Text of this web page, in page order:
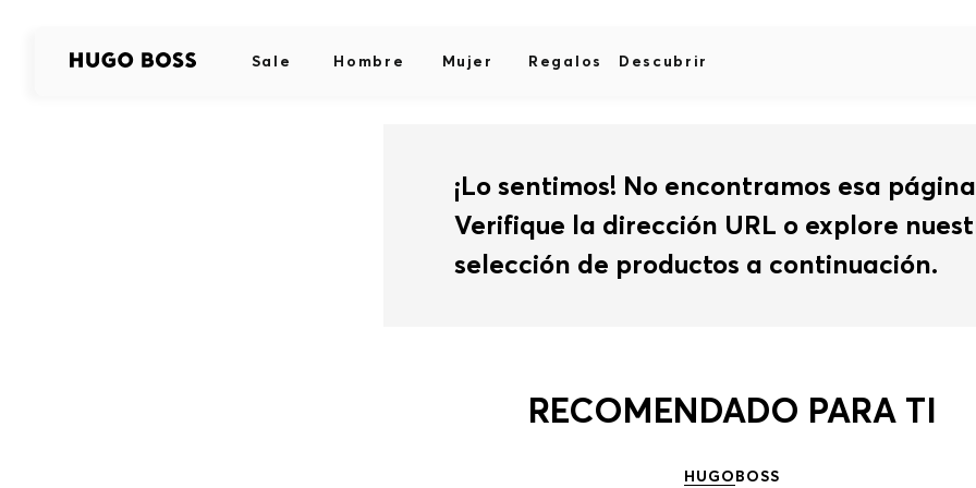
Sale Hombre Mujer Regalos Descubrir
¡Lo sentimos! No encontramos esa
Verifique la dirección URL o explore
selección de productos a continuación.
RECOMENDADO PARA TI
HUGOBOSS